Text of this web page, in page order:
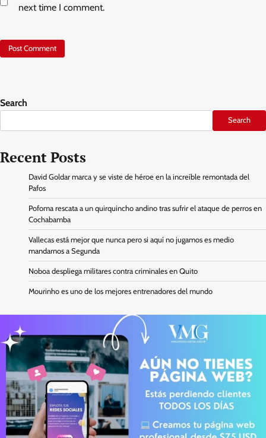
next time I comment.
Search
Search
Recent Posts
David Goldar marca y se viste de héroe en la increíble remontada del
Pafos
Pofoma rescata a un quirquincho andino tras sufrir el ataque de perros en
Cochabamba
Vallecas está mejor que nunca pero si aquí no jugamos es medio
mandarnos a Segunda
Noboa despliega militares contra criminales en Quito
Mourinho es uno de los mejores entrenadores del mundo